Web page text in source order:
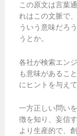
この原文は言葉
れはこの文脈で
ういう意味だろ
うとか。
各社が検索エン
も意味があるこ
にヒントを与え
一方正しい問い
徴を知り、妄信
より生産的で、